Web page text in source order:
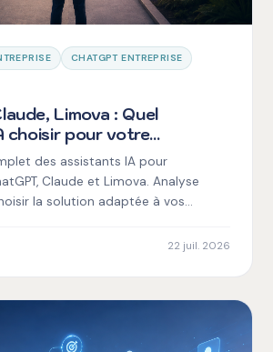
CHATGPT ENTREPRISE
Limova : Quel
choisir pour votre
2025 ?
des assistants IA pour
Claude et Limova. Analyse
la solution adaptée à vos
22 juil. 2026